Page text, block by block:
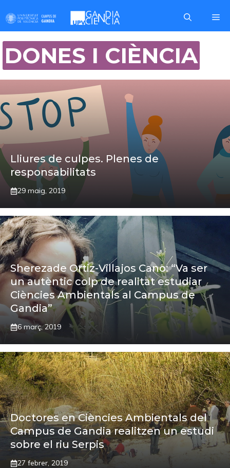
to
content
DONES I CIÈNCIA
Lliures de culpes. Plenes de
responsabilitats
29 maig, 2019
Sherezade Ortiz-Villajos Cano: “Va ser
un autèntic colp de realitat estudiar
Ciències Ambientals al Campus de
Gandia”
6 març, 2019
Doctores en Ciències Ambientals del
Campus de Gandia realitzen un estudi
sobre el riu Serpis
27 febrer, 2019